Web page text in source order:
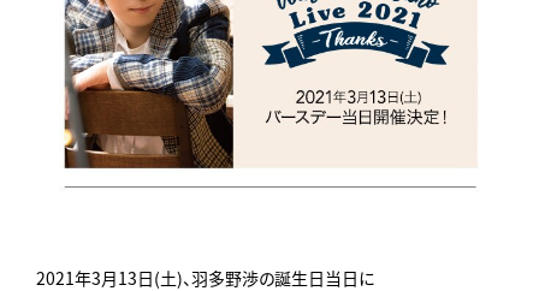
2021年3月13日(土)、羽多野渉の誕生日当日に